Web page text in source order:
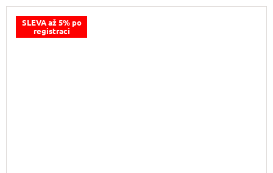
SLEVA až 5% po
registraci